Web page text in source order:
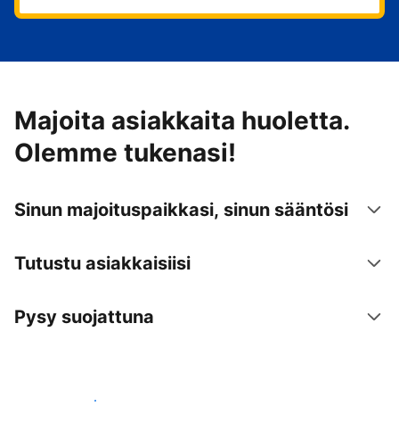
Majoita asiakkaita huoletta.
Olemme tukenasi!
Sinun majoituspaikkasi, sinun sääntösi
Tutustu asiakkaisiisi
Pysy suojattuna
Ryhdy majoittajaksi